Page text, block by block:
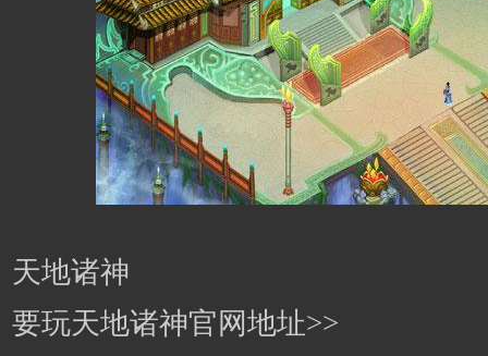
天地诸神
要玩天地诸神官网地址>>